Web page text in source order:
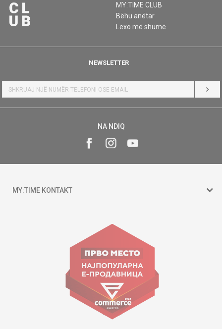
MY:TIME CLUB
Bëhu anëtar
Lexo më shumë
NEWSLETTER
HYR
NA NDIQ
MY:TIME KONTAKT
Goce Nikolovski 74 Shkup
contact@mytime.mk
Orari i punës:
09:00 - 17:00